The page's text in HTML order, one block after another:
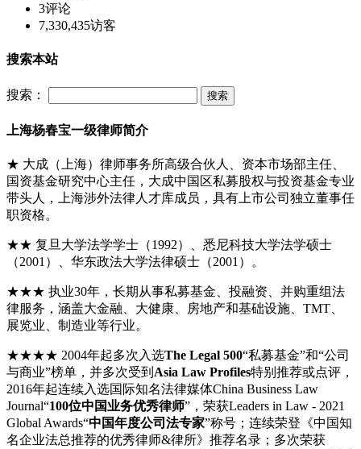
3评论
7,330,435访客
搜索本站
搜索：
上海杨春宝一级律师简介
★ 大成（上海）律师事务所高级合伙人、资本市场部主任、
国资基金研究中心主任，大成中国区私募股权与投资基金专业
带头人，上海涉外法律人才库成员，具有上市公司独立董事任
职资格。
★★ 复旦大学法学学士（1992）、悉尼科技大学法学硕士
（2001）、华东政法大学法律硕士（2001）。
★★★ 执业30年，长期从事私募基金、投融资、并购重组法
律服务，涵盖大金融、大健康、房地产和基础设施、TMT、
展览业、制造业等行业。
★★★★ 2004年起多次入选The Legal 500“私募基金”和“公司
与商业”榜单，并多次受到 Asia Law Profiles特别推荐或点评，
2016年起连续入选国际知名法律媒体China Business Law
Journal“100位中国业务优秀律师”，荣获Leaders in Law - 2021
Global Awards“中国年度公司法专家”称号；连续荣登《中国知
名企业法总推荐的优秀律师&律所》推荐名录；多次荣获